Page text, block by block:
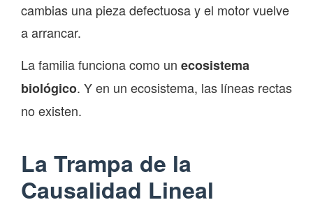
cambias una pieza defectuosa y el motor vuelve
a arrancar.
La familia funciona como un ecosistema
biológico. Y en un ecosistema, las líneas rectas
no existen.
La Trampa de la
Causalidad Lineal